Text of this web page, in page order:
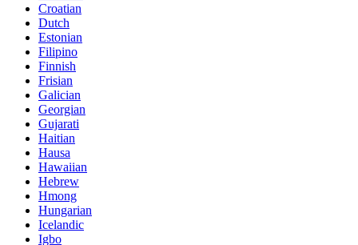
Croatian
Dutch
Estonian
Filipino
Finnish
Frisian
Galician
Georgian
Gujarati
Haitian
Hausa
Hawaiian
Hebrew
Hmong
Hungarian
Icelandic
Igbo